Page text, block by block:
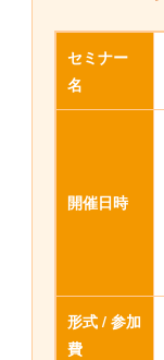
セミナー
名
開催日時
形式 / 参加
費